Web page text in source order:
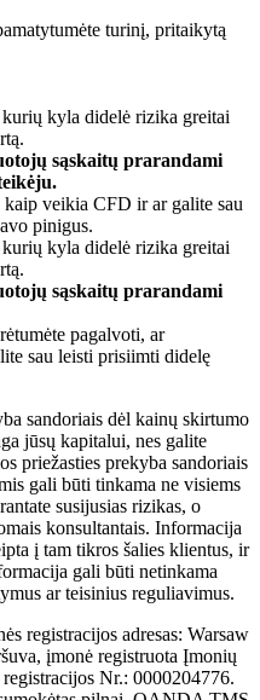
turinį, pritaikytą
kyla didelė rizika greitai
sąskaitų prarandami
kaip veikia CFD ir ar galite sau
pinigus.
kyla didelė rizika greitai
sąskaitų prarandami
pagalvoti, ar
sau leisti prisiimti didelę
sandoriais dėl kainų skirtumo
jūsų kapitalui, nes galite
priežasties prekyba sandoriais
gali būti tinkama ne visiems
susijusias rizikas, o
konsultantais. Informacija
į tam tikros šalies klientus, ir
gali būti netinkama
ar teisinius reguliavimus.
registracijos adresas: Warsaw
įmonė registruota Įmonių
Nr.: 0000204776.